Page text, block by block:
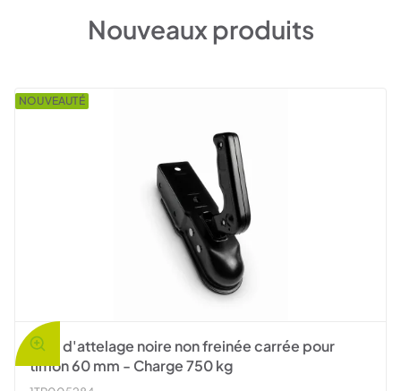
Nouveaux produits
Tête d'attelage noire non freinée carrée pour
timon 60 mm - Charge 750 kg
NOUVEAUTÉ